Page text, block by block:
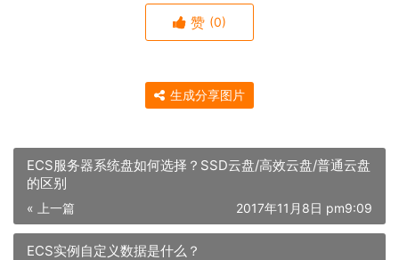
赞 (0)
生成分享图片
ECS服务器系统盘如何选择？SSD云盘/高效云盘/普通云盘
的区别
« 上一篇 2017年11月8日 pm9:09
ECS实例自定义数据是什么？